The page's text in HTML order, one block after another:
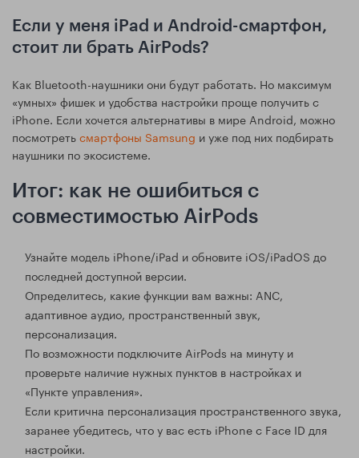
Если у меня iPad и Android-смартфон,
стоит ли брать AirPods?
Как Bluetooth-наушники они будут работать. Но максимум
«умных» фишек и удобства настройки проще получить с
iPhone. Если хочется альтернативы в мире Android, можно
посмотретьсмартфоны Samsung и уже под них подбирать
наушники по экосистеме.
Итог: как не ошибиться с
совместимостью AirPods
Узнайте модель iPhone/iPad и обновите iOS/iPadOS до
последней доступной версии.
Определитесь, какие функции вам важны: ANC,
адаптивное аудио, пространственный звук,
персонализация.
По возможности подключите AirPods на минуту и
проверьте наличие нужных пунктов в настройках и
«Пункте управления».
Если критична персонализация пространственного звука,
заранее убедитесь, что у вас есть iPhone с Face ID для
настройки.